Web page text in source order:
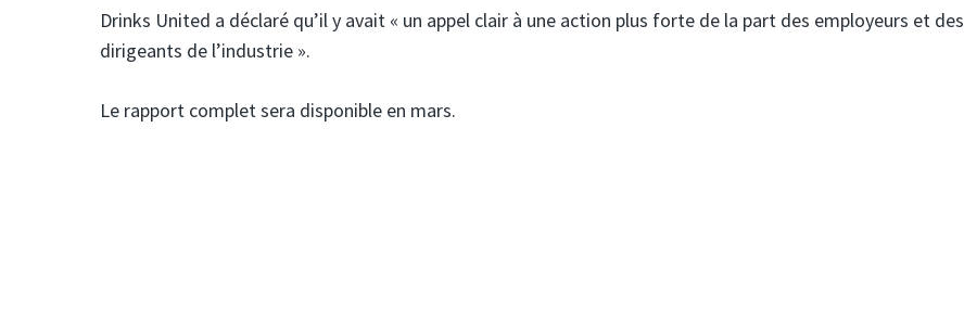
Drinks United a déclaré qu’il y avait « un appel clair à une action plus forte de la part des employeurs et des
dirigeants de l’industrie ».
Le rapport complet sera disponible en mars.